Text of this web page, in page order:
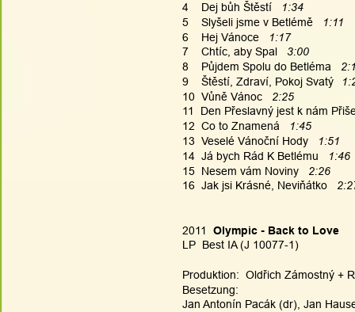
4    Dej bůh Štěstí
1:34
5    Slyšeli jsme v Betlémě
1:11
6    Hej Vánoce
1:17
7    Chtíc, aby Spal
3:00
8    Půjdem Spolu do Betléma
9    Štěstí, Zdraví, Pokoj Svatý
10  Vůně Vánoc 2:25
11  Den Přeslavný jest k nám
12  Co to Znamená
1:45
13  Veselé Vánoční Hody
1:51
14  Já bych Rád K Betlému
1:46
15  Nesem vám Noviny 2:26
16  Jak jsi Krásné, Neviňátko
2011 Olympic - Back to Love
LP  Best IA (J 10077-1)
Produktion:  Oldřich Zámostný +
Besetzung:
Jan Antonín Pacák (dr), Jan